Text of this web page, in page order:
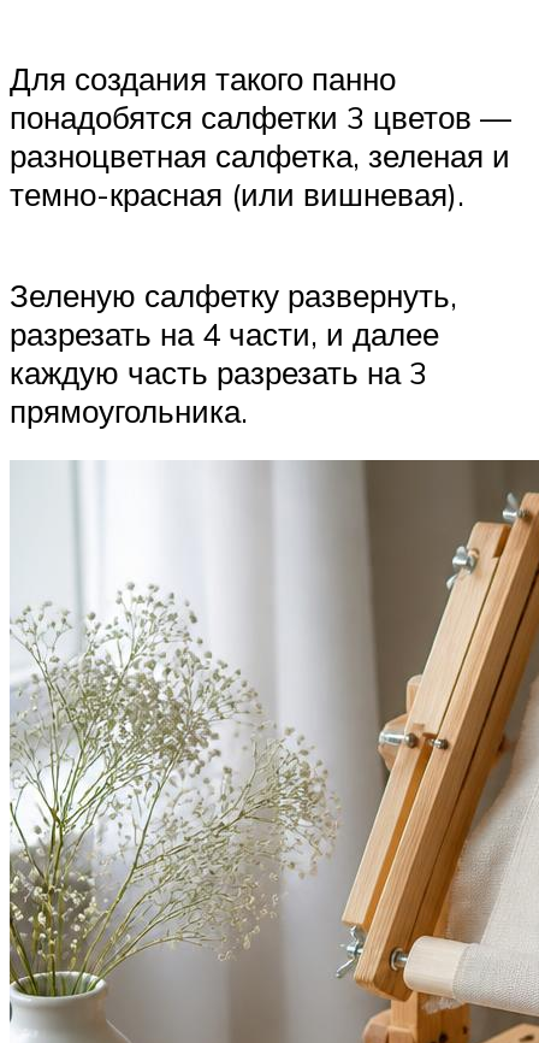
Для создания такого панно
понадобятся салфетки 3 цветов —
разноцветная салфетка, зеленая и
темно-красная (или вишневая).
Зеленую салфетку развернуть,
разрезать на 4 части, и далее
каждую часть разрезать на 3
прямоугольника.